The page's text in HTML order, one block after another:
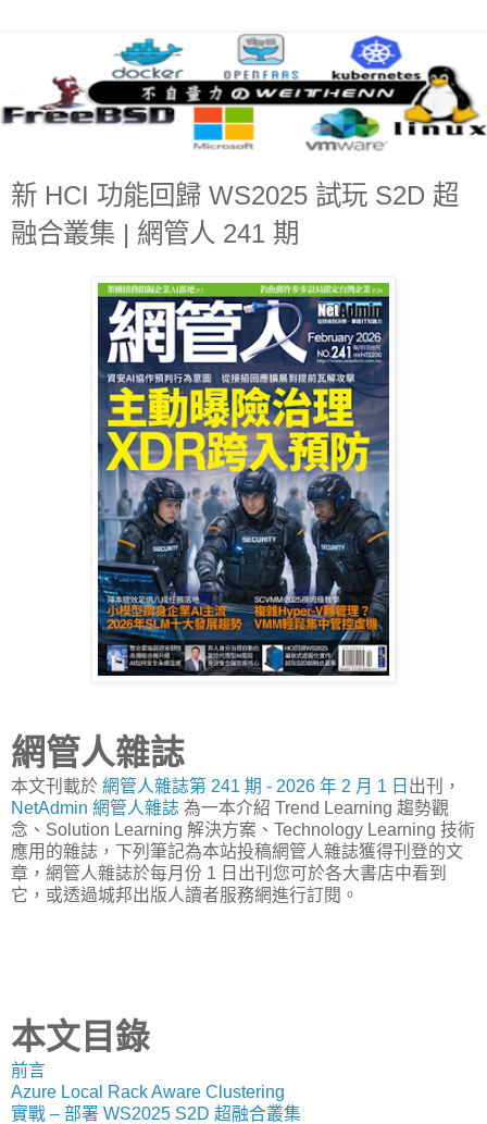
新 HCI 功能回歸 WS2025 試玩 S2D 超
融合叢集 | 網管人 241 期
網管人雜誌
本文刊載於 網管人雜誌第 241 期 - 2026 年 2 月 1 日 出刊，
NetAdmin 網管人雜誌 為一本介紹 Trend Learning 趨勢觀
念、Solution Learning 解決方案、Technology Learning 技術
應用的雜誌，下列筆記為本站投稿網管人雜誌獲得刊登的文
章，網管人雜誌於每月份 1 日出刊您可於各大書店中看到
它，或透過城邦出版人讀者服務網進行訂閱。
本文目錄
前言
Azure Local Rack Aware Clustering
實戰 – 部署 WS2025 S2D 超融合叢集